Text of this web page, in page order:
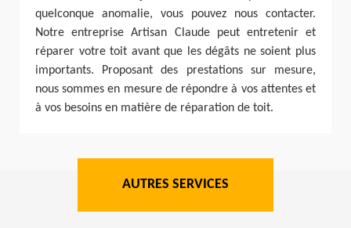
quelconque anomalie, vous pouvez nous contacter.
Notre entreprise Artisan Claude peut entretenir et
réparer votre toit avant que les dégâts ne soient plus
importants. Proposant des prestations sur mesure,
nous sommes en mesure de répondre à vos attentes et
à vos besoins en matière de réparation de toit.
AUTRES SERVICES